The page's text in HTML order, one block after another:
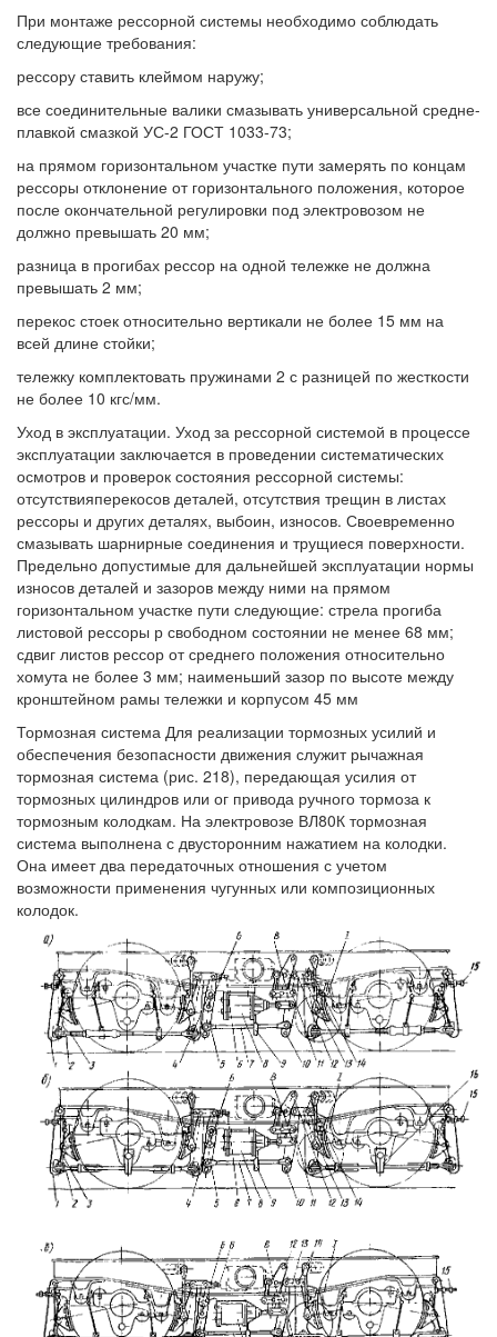
При монтаже рессорной системы необходимо соблюдать
следующие требования:
рессору ставить клеймом наружу;
все соединительные валики смазывать универсальной средне-
плавкой смазкой УС-2 ГОСТ 1033-73;
на прямом горизонтальном участке пути замерять по концам
рессоры отклонение от горизонтального положения, которое
после окончательной регулировки под электровозом не
должно превышать 20 мм;
разница в прогибах рессор на одной тележке не должна
превышать 2 мм;
перекос стоек относительно вертикали не более 15 мм на
всей длине стойки;
тележку комплектовать пружинами 2 с разницей по жесткости
не более 10 кгс/мм.
Уход в эксплуатации. Уход за рессорной системой в процессе
эксплуатации заключается в проведении систематических
осмотров и проверок состояния рессорной системы:
отсутствияперекосов деталей, отсутствия трещин в листах
рессоры и других деталях, выбоин, износов. Своевременно
смазывать шарнирные соединения и трущиеся поверхности.
Предельно допустимые для дальнейшей эксплуатации нормы
износов деталей и зазоров между ними на прямом
горизонтальном участке пути следующие: стрела прогиба
листовой рессоры р свободном состоянии не менее 68 мм;
сдвиг листов рессор от среднего положения относительно
хомута не более 3 мм; наименьший зазор по высоте между
кронштейном рамы тележки и корпусом 45 мм
Тормозная система Для реализации тормозных усилий и
обеспечения безопасности движения служит рычажная
тормозная система (рис. 218), передающая усилия от
тормозных цилиндров или ог привода ручного тормоза к
тормозным колодкам. На электровозе ВЛ80К тормозная
система выполнена с двусторонним нажатием на колодки.
Она имеет два передаточных отношения с учетом
возможности применения чугунных или композиционных
колодок.